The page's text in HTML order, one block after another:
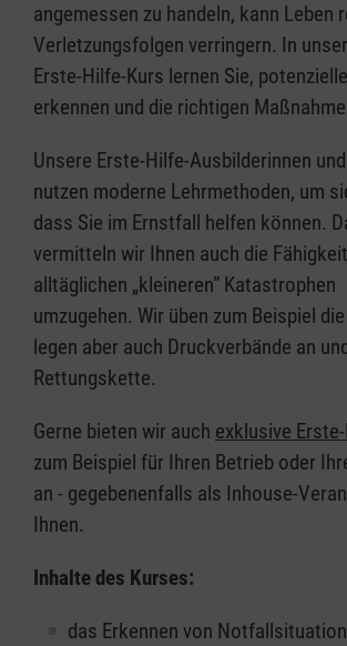
angemessen zu handeln, kann Leben
Verletzungsfolgen verringern. In
Erste-Hilfe-Kurs lernen Sie,
erkennen und die richtigen
Unsere Erste-Hilfe-Ausbilderinnen
nutzen moderne Lehrmethoden, um
dass Sie im Ernstfall helfen können.
vermitteln wir Ihnen auch die
alltäglichen „kleineren” Katastrophen
umzugehen. Wir üben zum Beispiel
legen aber auch Druckverbände an
Rettungskette.
Gerne bieten wir auch exklusive
zum Beispiel für Ihren Betrieb oder
an - gegebenenfalls als Inhouse-
Ihnen.
Inhalte des Kurses:
das Erkennen von